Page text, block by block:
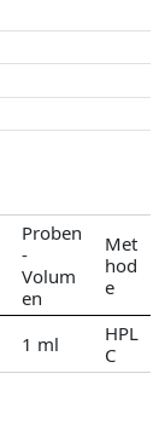
Proben
-
Volum
en
Met
hod
e
1 ml
HPL
C